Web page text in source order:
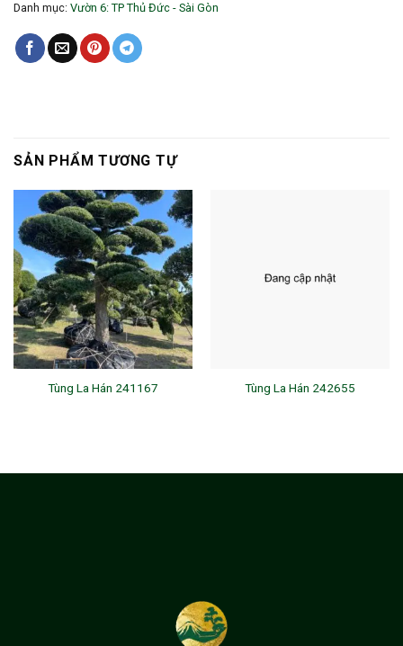
Danh mục: Vườn 6: TP Thủ Đức - Sài Gòn
SẢN PHẨM TƯƠNG TỰ
Tùng La Hán 241167 Tùng La Hán 242655